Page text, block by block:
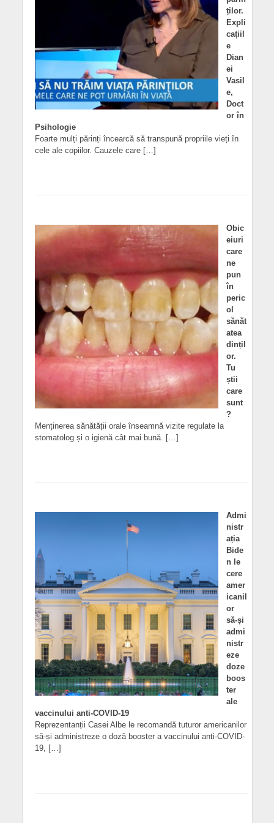
ților.
Expli
cațiil
e
Dian
ei
Vasil
e,
Doct
or în
Psihologie
Foarte mulți părinți încearcă să transpună propriile vieți în
cele ale copiilor. Cauzele care […]
Obic
eiuri
care
ne
pun
în
peric
ol
sănăt
atea
dințil
or.
Tu
știi
care
sunt
?
Menținerea sănătății orale înseamnă vizite regulate la
stomatolog și o igienă cât mai bună. […]
Admi
nistr
ația
Bide
n le
cere
amer
icanil
or
să-și
admi
nistr
eze
doze
boos
ter
ale
vaccinului anti-COVID-19
Reprezentanții Casei Albe le recomandă tuturor americanilor
să-și administreze o doză booster a vaccinului anti-COVID-
19, […]